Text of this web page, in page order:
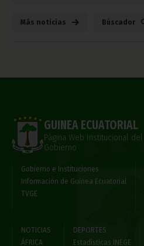
Más noticias Búscador
GUINEA ECUATORIAL
Página Web Institucional del
Gobierno
Gobierno e Instituciones
Información de Guinea Ecuatorial
TVGE
NOTICIAS
ÁFRICA
DEPORTES
Estadísticas INEGE